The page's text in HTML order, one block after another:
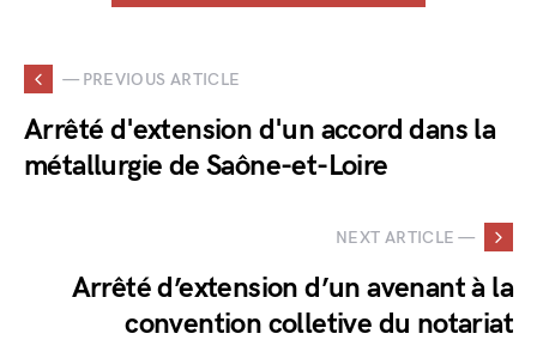
— PREVIOUS ARTICLE
Arrêté d'extension d'un accord dans la
métallurgie de Saône-et-Loire
NEXT ARTICLE —
Arrêté d’extension d’un avenant à la
convention colletive du notariat